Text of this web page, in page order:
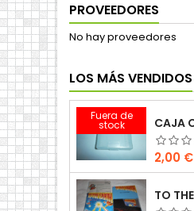
PROVEEDORES
No hay proveedores
LOS MÁS VENDIDOS
Fuera de
stock
Precio
2,00 €